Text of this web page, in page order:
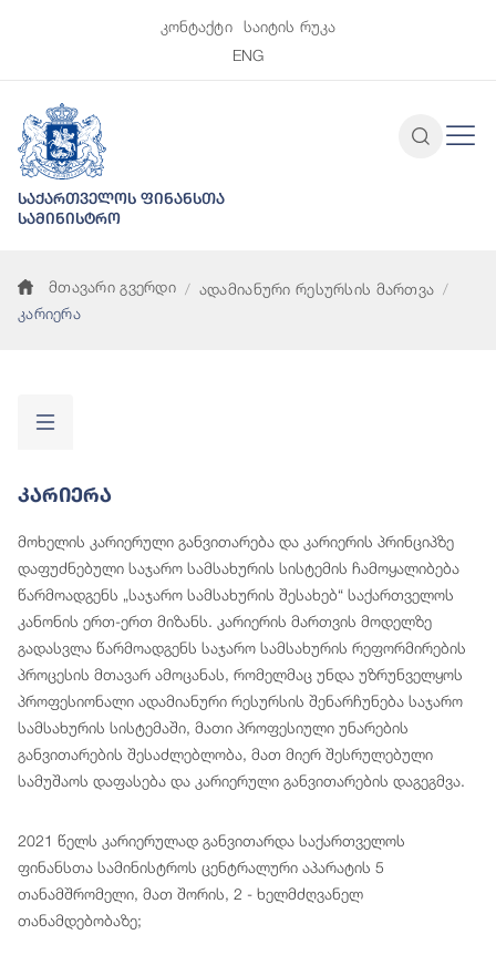
კონტაქტი
საიტის რუკა
ENG
საქართველოს ფინანსთა
სამინისტრო
მთავარი გვერდი
ადამიანური რესურსის მართვა
კარიერა
Კარიერა
მოხელის კარიერული განვითარება და კარიერის პრინციპზე
დაფუძნებული საჯარო სამსახურის სისტემის ჩამოყალიბება
წარმოადგენს „საჯარო სამსახურის შესახებ“ საქართველოს
კანონის ერთ-ერთ მიზანს. კარიერის მართვის მოდელზე
გადასვლა წარმოადგენს საჯარო სამსახურის რეფორმირების
პროცესის მთავარ ამოცანას, რომელმაც უნდა უზრუნველყოს
პროფესიონალი ადამიანური რესურსის შენარჩუნება საჯარო
სამსახურის სისტემაში, მათი პროფესიული უნარების
განვითარების შესაძლებლობა, მათ მიერ შესრულებული
სამუშაოს დაფასება და კარიერული განვითარების დაგეგმვა.
2021 წელს კარიერულად განვითარდა საქართველოს
ფინანსთა სამინისტროს ცენტრალური აპარატის 5
თანამშრომელი, მათ შორის, 2 - ხელმძღვანელ
თანამდებობაზე;